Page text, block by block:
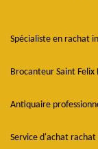
Spécialiste en rachat
Brocanteur Saint Felix
Antiquaire
Service d'achat rachat